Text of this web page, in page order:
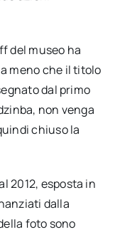
del museo ha
meno che il titolo
dal primo
non venga
chiuso la
2012, esposta in
dalla
foto sono